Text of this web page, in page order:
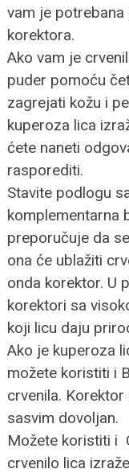
vam je
korektora.
Ako vam je
puder pomoću
zagrejati kožu i
kuperoza lica
ćete naneti
rasporediti.
Stavite podlogu
komplementarna
preporučuje da
ona će ublažiti
onda korektor. U
korektori sa
koji licu daju
Ako je kuperoza
možete koristiti i
crvenila.
sasvim dovoljan.
Možete koristiti i
crvenilo lica